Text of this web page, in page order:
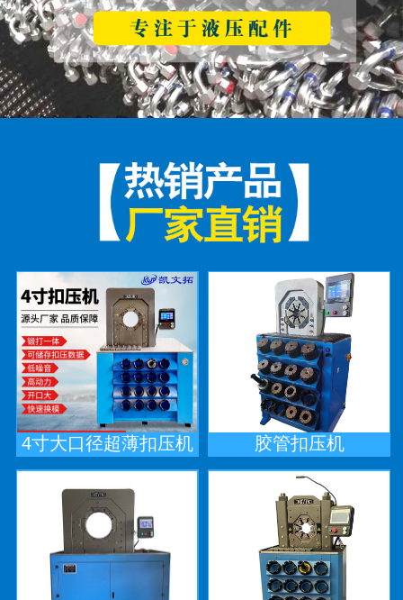
4寸大口径超薄扣压机 胶管扣压机